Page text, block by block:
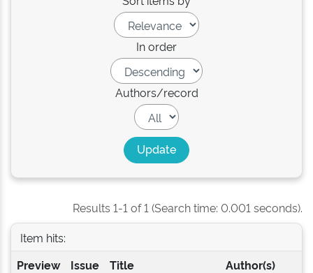
In order
Authors/record
Results 1-1 of 1 (Search time: 0.001 seconds).
Item hits:
Preview
Issue
Title Author(s)